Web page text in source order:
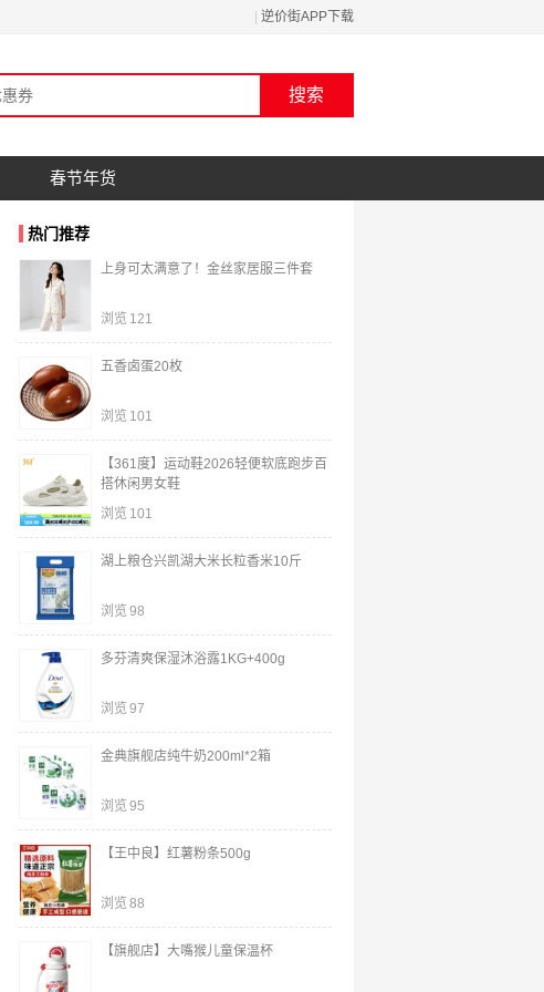
逆价街APP下载
春节年货
热门推荐
上身可太满意了！金丝家居服三件套
浏览 121
五香卤蛋20枚
浏览 101
【361度】运动鞋2026轻便软底跑步百
搭休闲男女鞋
浏览 101
湖上粮仓兴凯湖大米长粒香米10斤
浏览 98
多芬清爽保湿沐浴露1KG+400g
浏览 97
金典旗舰店纯牛奶200ml*2箱
浏览 95
【王中良】红薯粉条500g
浏览 88
【旗舰店】大嘴猴儿童保温杯